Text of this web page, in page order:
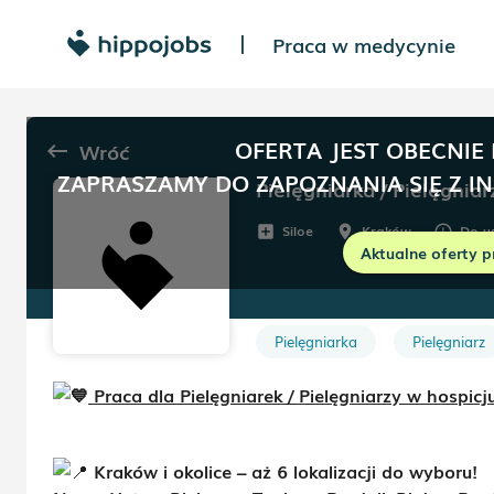
| Praca w medycynie
OFERTA JEST
ZAPRASZAMY DO ZAPOZNANIA SIĘ Z
Aktualne oferty
keyboard_backspace Wróć
Pielęgniarka /
add_box Siloe room Kraków schedule Do
Pielęgniarka Pielęgniarz
Praca dla Pielęgniarek / Pielęgniarzy w
Kraków i okolice – aż 6 lokalizacji do wyboru!